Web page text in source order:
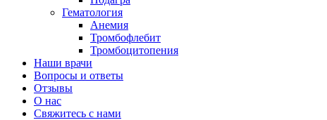
Гематология
Анемия
Тромбофлебит
Тромбоцитопения
Наши врачи
Вопросы и ответы
Отзывы
О нас
Свяжитесь с нами